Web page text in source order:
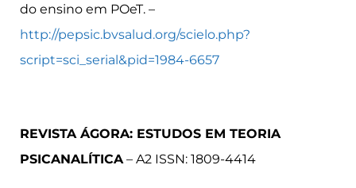
do ensino em POeT. –
http://pepsic.bvsalud.org/scielo.php?
script=sci_serial&pid=1984-6657
REVISTA ÁGORA: ESTUDOS EM TEORIA
PSICANALÍTICA– A2 ISSN: 1809-4414